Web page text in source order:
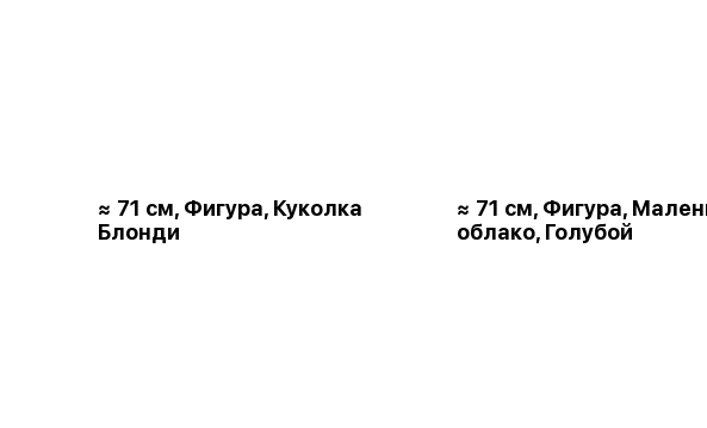
≈ 71 см, Фигура, Куколка
Блонди
≈ 71 см, Фигура,
облако, Голубой